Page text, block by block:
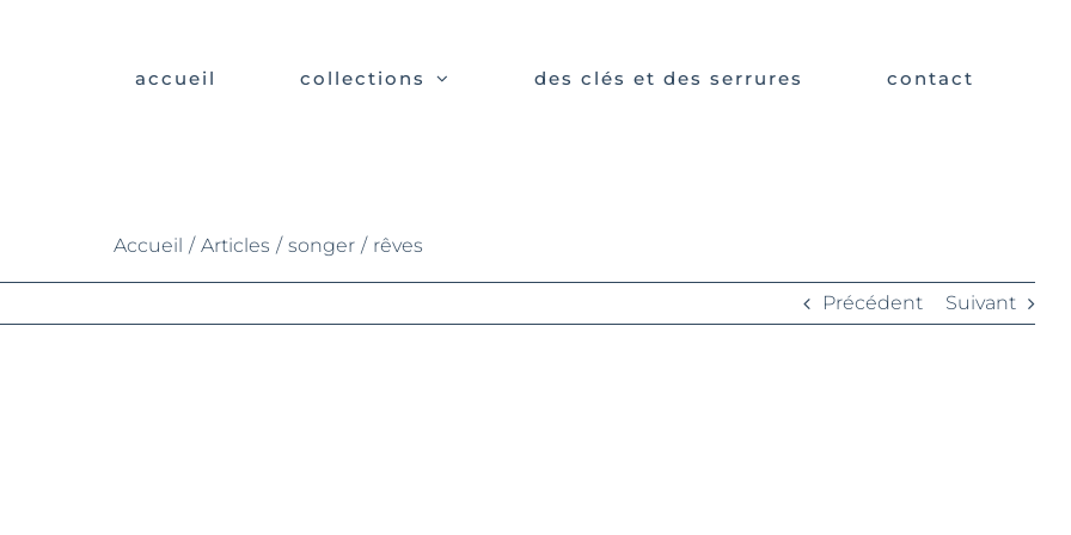
accueil
collections des clés et des serrures contact
Accueil / Articles / songer / rêves
Précédent Suivant